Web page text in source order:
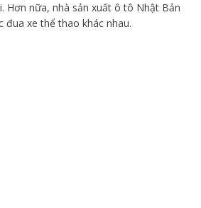
Hơn nữa, nhà sản xuất ô tô Nhật Bản
đua xe thể thao khác nhau.